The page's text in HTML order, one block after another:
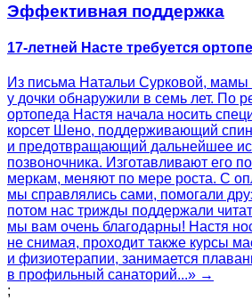
Эффективная поддержка
17-летней Насте требуется
Из письма Натальи Сурковой, мамы
у дочки обнаружили в семь лет. По
ортопеда Настя начала носить
корсет Шено, поддерживающий
и предотвращающий дальнейшее
позвоночника. Изготавливают его
меркам, меняют по мере роста. С
мы справлялись сами, помогали
потом нас трижды поддержали
мы вам очень благодарны! Настя
не снимая, проходит также курсы
и физиотерапии, занимается
в профильный санаторий...» →
;